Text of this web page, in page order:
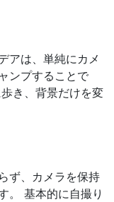
アは、単純にカメ
ンプすることで
き、背景だけを変
ず、カメラを保持
。 基本的に自撮り